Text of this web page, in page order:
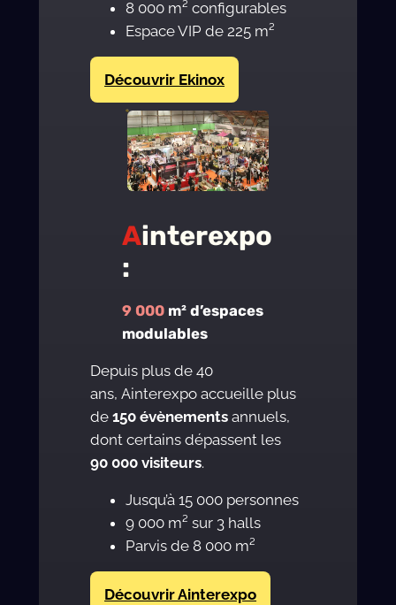
8 000 m² configurables
Espace VIP de 225 m²
Découvrir Ekinox
Ainterexpo
:
9 000m² d’espaces
modulables
Depuis plus de 40
ans, Ainterexpo accueille plus
de150 évènements annuels,
dont certains dépassent les
90 000 visiteurs.
Jusqu’à 15 000 personnes
9 000 m² sur 3 halls
Parvis de 8 000 m²
Découvrir Ainterexpo